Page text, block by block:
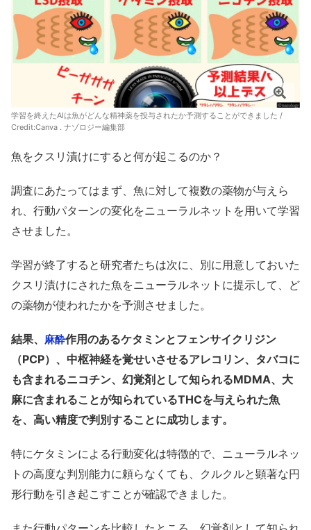
学習を終えたAIは魚がどんな精神薬を投与されたか予測することができました /
Credit:Canva . ナゾロジー編集部
魚をクスリ漬けにすると何が起こるのか？
調査にあたってはまず、魚に対して複数の薬物が与えら
れ、行動パターンの変化をニューラルネットを用いて学習
させました。
学習が終了すると研究者たちは次に、別に用意しておいた
クスリ漬けにされた魚をニューラルネットに提示して、ど
の薬物が使われたかを予測させました。
結果、 麻酔作用のあるケタミンとフェンサイクリジン
（PCP）、中枢神経を覚せいさせるアレコリン、タバコに
も含まれるニコチン、幻覚剤として知られるMDMA、大
麻に含まれることが知られているTHCを与えられた魚
を、高い精度で判別することに成功します。
特にケタミンによる行動変化は特徴的で、ニューラルネッ
トの高度な判別能力に頼らなくても、クルクルと顕著な円
形行動を引き起こすことが確認できました。